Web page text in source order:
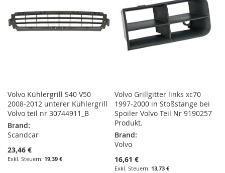
Volvo Kühlergrill S40 V50
2008-2012 unterer Kühlergrill
Volvo teil nr 30744911_B
Brand:
Scandcar
23,46 €
19,39 €
Volvo Grillgitter links xc70
1997-2000 in Stoßstange bei
Spoiler Volvo Teil Nr 9190257
Produkt.
Brand:
Volvo
16,61 €
13,73 €